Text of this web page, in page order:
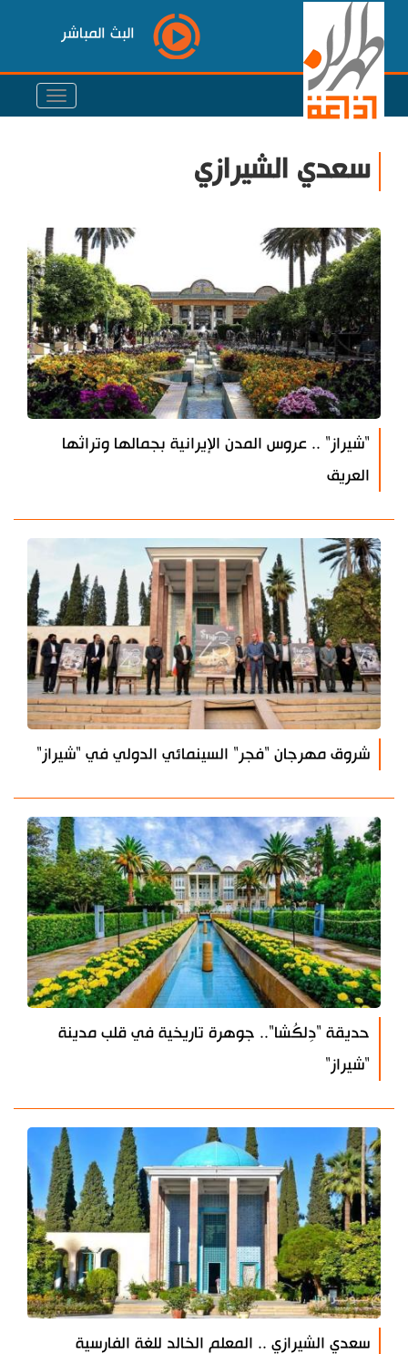
البث المباشر
سعدي الشيرازي
"شيراز" .. عروس المدن الإيرانية بجمالها وتراثها
العريق
شروق مهرجان "فجر" السينمائي الدولي في "شيراز"
حديقة "دِلكُشا".. جوهرة تاريخية في قلب مدينة
"شيراز"
سعدي الشيرازي .. المعلم الخالد للغة الفارسية